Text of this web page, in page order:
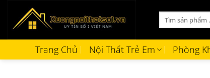
Tìm
kiếm:
Trang Chủ Nội Thất Trẻ Em Phòng